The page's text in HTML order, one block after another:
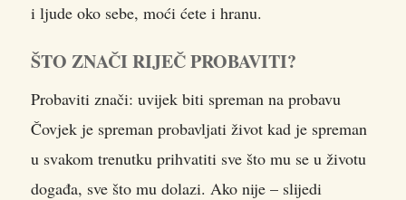
i ljude oko sebe, moći ćete i hranu.
ŠTO ZNAČI RIJEČ PROBAVITI?
Probaviti znači: uvijek biti spreman na probavu
Čovjek je spreman probavljati život kad je spreman
u svakom trenutku prihvatiti sve što mu se u životu
događa, sve što mu dolazi. Ako nije – slijedi